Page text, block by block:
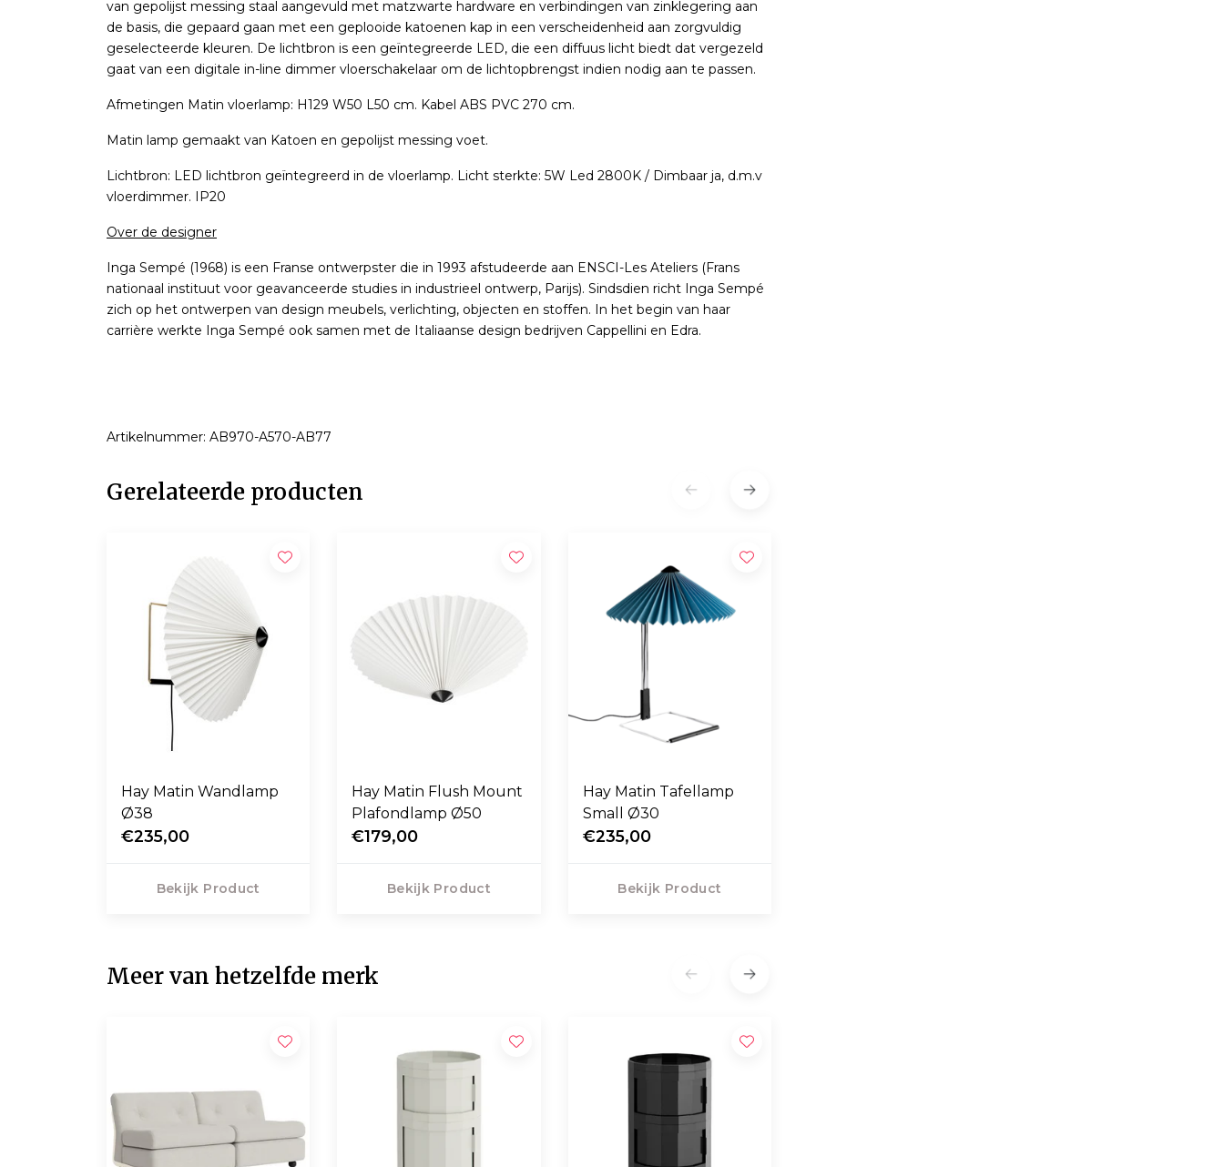
van gepolijst messing staal aangevuld met matzwarte hardware en verbindingen van zinklegering aan
de basis, die gepaard gaan met een geplooide katoenen kap in een verscheidenheid aan zorgvuldig
geselecteerde kleuren. De lichtbron is een geïntegreerde LED, die een diffuus licht biedt dat vergezeld
gaat van een digitale in-line dimmer vloerschakelaar om de lichtopbrengst indien nodig aan te passen.
Afmetingen Matin vloerlamp: H129 W50 L50 cm. Kabel ABS PVC 270 cm.
Matin lamp gemaakt van Katoen en gepolijst messing voet.
Lichtbron: LED lichtbron geïntegreerd in de vloerlamp. Licht sterkte: 5W Led 2800K / Dimbaar ja, d.m.v
vloerdimmer. IP20
Over de designer
Inga Sempé (1968) is een Franse ontwerpster die in 1993 afstudeerde aan ENSCI-Les Ateliers (Frans
nationaal instituut voor geavanceerde studies in industrieel ontwerp, Parijs). Sindsdien richt Inga Sempé
zich op het ontwerpen van design meubels, verlichting, objecten en stoffen. In het begin van haar
carrière werkte Inga Sempé ook samen met de Italiaanse design bedrijven Cappellini en Edra.
Artikelnummer: AB970-A570-AB77
Gerelateerde producten
Hay Matin Wandlamp
Ø38
€235,00
Bekijk Product
Hay Matin Flush Mount
Plafondlamp Ø50
€179,00
Bekijk Product
Hay Matin Tafellamp
Small Ø30
€235,00
Bekijk Product
Meer van hetzelfde merk